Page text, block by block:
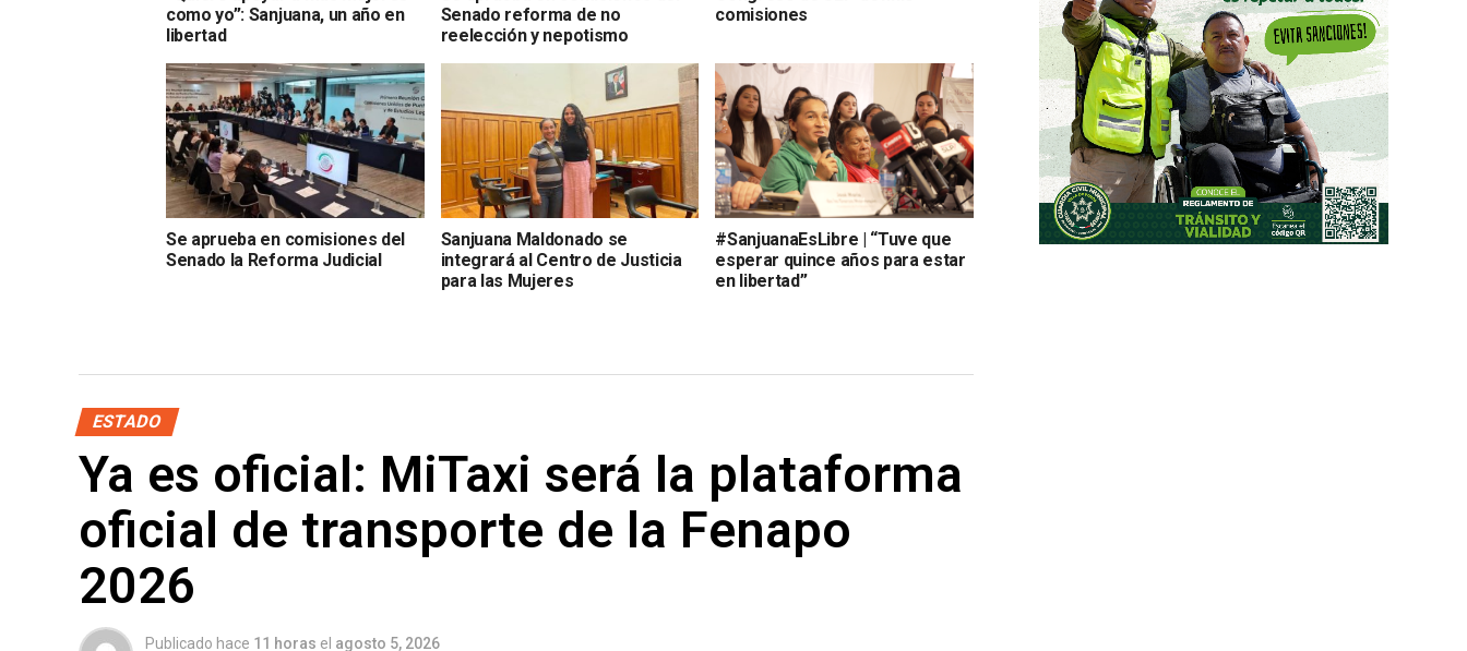
como yo”: Sanjuana, un año en
libertad
Senado reforma de no
reelección y nepotismo
comisiones
Se aprueba en comisiones del
Senado la Reforma Judicial
Sanjuana Maldonado se
integrará al Centro de Justicia
para las Mujeres
#SanjuanaEsLibre | “Tuve que
esperar quince años para estar
en libertad”
ESTADO
Ya es oficial: MiTaxi será la plataforma
oficial de transporte de la Fenapo
2026
Publicado hace 11 horas el agosto 5, 2026